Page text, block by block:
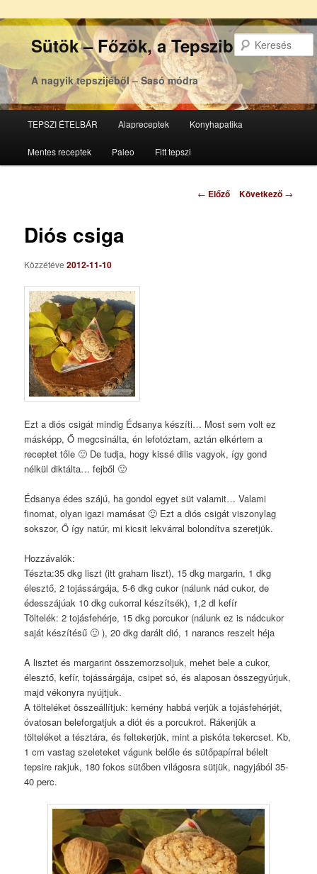
Sütök – Főzök, a Tepsziből
A nagyik tepszijéből – Sasó módra
Tovább
az
Tovább
a
TEPSZI ÉTELBÁR Alapreceptek Konyhapatika
Mentes receptek Paleo Fitt tepszi
Bejegyzés
← Előző Következő →
Diós csiga
Közzétéve2012-11-10
Ezt a diós csigát mindig Édsanya készíti… Most sem volt ez
másképp, Ő megcsinálta, én lefotóztam, aztán elkértem a
receptet tőle 🙂 De tudja, hogy kissé dilis vagyok, így gond
nélkül diktálta… fejből 🙂
Édsanya édes szájú, ha gondol egyet süt valamit… Valami
finomat, olyan igazi mamásat 🙂 Ezt a diós csigát viszonylag
sokszor, Ő így natúr, mi kicsit lekvárral bolondítva szeretjük.
Hozzávalók:
Tészta:35 dkg liszt (itt graham liszt), 15 dkg margarin, 1 dkg
élesztő, 2 tojássárgája, 5-6 dkg cukor (nálunk nád cukor, de
édesszájúak 10 dkg cukorral készítsék), 1,2 dl kefír
Töltelék: 2 tojásfehérje, 15 dkg porcukor (nálunk ez is nádcukor
saját készítésű 🙂 ), 20 dkg darált dió, 1 narancs reszelt héja
A lisztet és margarint összemorzsoljuk, mehet bele a cukor,
élesztő, kefír, tojássárgája, csipet só, és alaposan összegyúrjuk,
majd vékonyra nyújtjuk.
A tölteléket összeállítjuk: kemény habbá verjük a tojásfehérjét,
óvatosan beleforgatjuk a diót és a porcukrot. Rákenjük a
tölteléket a tésztára, és feltekerjük, mint a piskóta tekercset. Kb,
1 cm vastag szeleteket vágunk belőle és sütőpapírral bélelt
tepsire rakjuk, 180 fokos sütőben világosra sütjük, nagyjából 35-
40 perc.